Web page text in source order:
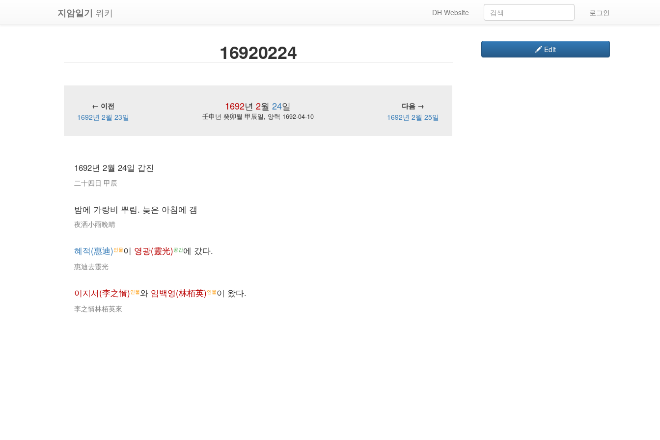
지암일기 위키 로그인
DH Website
16920224
1692년 2월 24일
← 이전
다음 →
1692년 2월 23일
壬申년 癸卯월 甲辰일, 양력 1692-04-10 1692년 2월 25일
1692년 2월 24일 갑진
二十四日 甲辰
밤에 가랑비 뿌림. 늦은 아침에 갬
夜洒小雨晩晴
혜적(惠迪)인물이 영광(靈光)공간에 갔다.
惠迪去靈光
이지서(李之㥠)인물와 임백영(林栢英)인물이 왔다.
李之㥠林栢英來
Edit